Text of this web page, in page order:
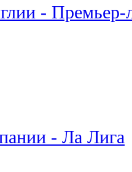
- Премьер-
- Ла Лига